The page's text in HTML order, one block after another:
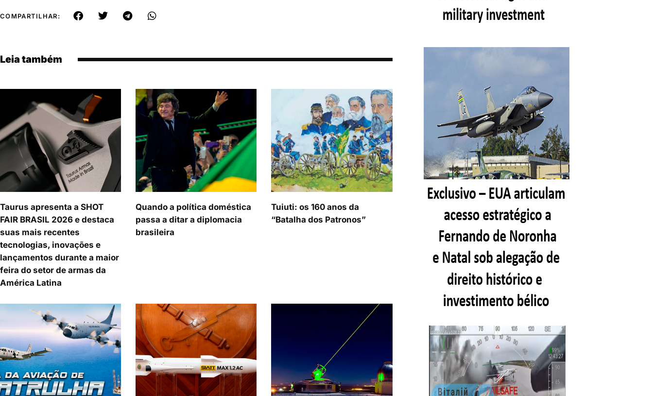
COMPARTILHAR:
Leia também
Taurus apresenta a SHOT
FAIR BRASIL 2026 e destaca
suas mais recentes
tecnologias, inovações e
lançamentos durante a maior
feira do setor de armas da
América Latina
Quando a política doméstica
passa a ditar a diplomacia
brasileira
Tuiuti: os 160 anos da
“Batalha dos Patronos”